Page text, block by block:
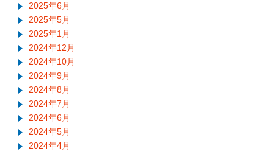
2025年6月
2025年5月
2025年1月
2024年12月
2024年10月
2024年9月
2024年8月
2024年7月
2024年6月
2024年5月
2024年4月